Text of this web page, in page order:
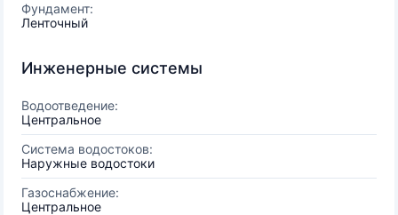
Фундамент:
Ленточный
Инженерные системы
Водоотведение:
Центральное
Система водостоков:
Наружные водостоки
Газоснабжение:
Центральное